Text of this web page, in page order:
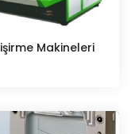
Makineleri